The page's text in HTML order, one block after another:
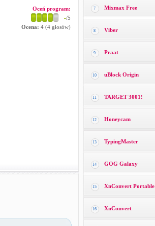
Oceń program:
-/5
Ocena: 4(4głosów)
7 Mixmax Free
8 Viber
9 Praat
10 uBlock Origin
11 TARGET 3001!
12 Honeycam
13 TypingMaster
14 GOG Galaxy
15 XnConvert Portable
16 XnConvert